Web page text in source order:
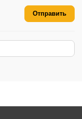
Отправить